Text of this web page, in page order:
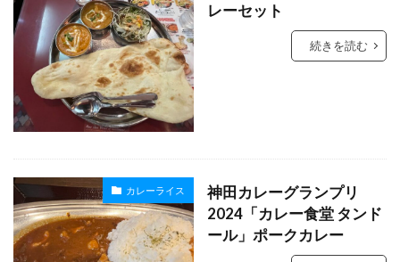
レーセット
続きを読む
カレーライス
神田カレーグランプリ
2024「カレー食堂 タンド
ール」ポークカレー